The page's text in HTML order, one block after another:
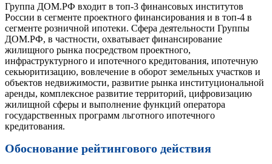
Группа ДОМ.РФ входит в топ-3 финансовых институтов
России в сегменте проектного финансирования и в топ-4 в
сегменте розничной ипотеки. Сфера деятельности Группы
ДОМ.РФ, в частности, охватывает финансирование
жилищного рынка посредством проектного,
инфраструктурного и ипотечного кредитования, ипотечную
секьюритизацию, вовлечение в оборот земельных участков и
объектов недвижимости, развитие рынка институциональной
аренды, комплексное развитие территорий, цифровизацию
жилищной сферы и выполнение функций оператора
государственных программ льготного ипотечного
кредитования.
Обоснование рейтингового действия